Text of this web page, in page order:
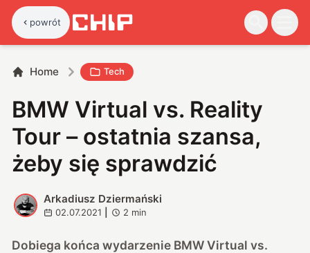
powrót
Home Tech
BMW Virtual vs. Reality
Tour – ostatnia szansa,
żeby się sprawdzić
A
Arkadiusz Dziermański
02.07.2021 2 min
Dobiega końca wydarzenie BMW Virtual vs.